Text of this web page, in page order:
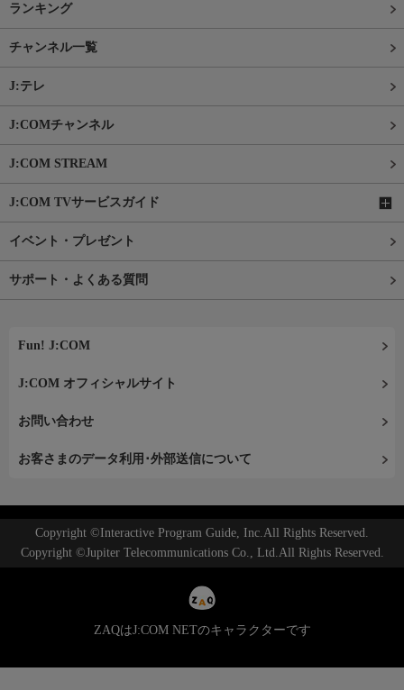
ランキング
チャンネル一覧
J:テレ
J:COMチャンネル
J:COM STREAM
J:COM TVサービスガイド
イベント・プレゼント
サポート・よくある質問
Fun! J:COM
J:COM オフィシャルサイト
お問い合わせ
お客さまのデータ利用･外部送信について
Copyright ©Interactive Program Guide, Inc.All Rights Reserved.
Copyright ©Jupiter Telecommunications Co., Ltd.All Rights Reserved.
ZAQはJ:COM NETのキャラクターです